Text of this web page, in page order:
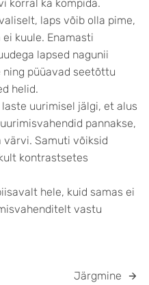
korral ka kompida.
laps võib olla pime,
kuule. Enamasti
lapsed nagunii
püüavad seetõttu
helid.
uurimisel jälgi, et alus
pannakse,
värvi. Samuti võiksid
kontrastsetes
hele, kuid samas ei
vastu
Järgmine